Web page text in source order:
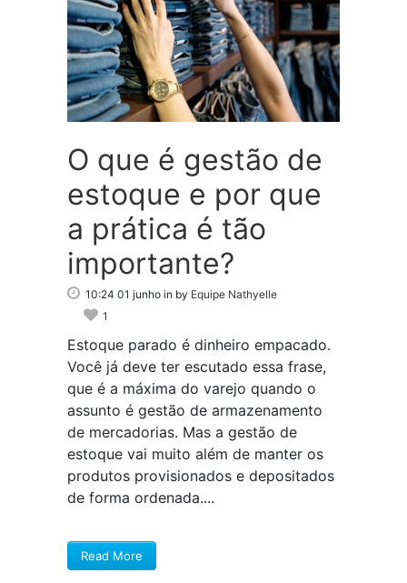
O que é gestão de
estoque e por que
a prática é tão
importante?
10:24 01 junho in by Equipe Nathyelle
1
Estoque parado é dinheiro empacado.
Você já deve ter escutado essa frase,
que é a máxima do varejo quando o
assunto é gestão de armazenamento
de mercadorias. Mas a gestão de
estoque vai muito além de manter os
produtos provisionados e depositados
de forma ordenada....
Read More